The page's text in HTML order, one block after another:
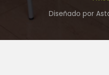
Diseñado por